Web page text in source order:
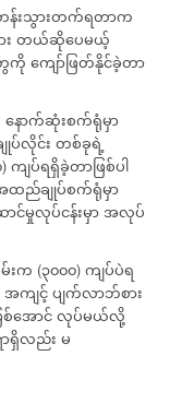
န်းသွားတက်ရတာက
း တယ်ဆိုပေမယ့်
ကျော်ဖြတ်နိုင်ခဲ့တာ
နောက်ဆုံးစက်ရုံမှာ
ပ်လိုင်း တစ်ခုရဲ့
ကျပ်ရရှိခဲ့တာဖြစ်ပါ
အထည်ချုပ်စက်ရုံမှာ
င်မှုလုပ်ငန်းမှာ အလုပ်
က (၃၀၀၀) ကျပ်ပဲရ
ကျင့် ပျက်လာဘ်စား
စ်အောင် လုပ်မယ်လို့
ရှိလည်း မ